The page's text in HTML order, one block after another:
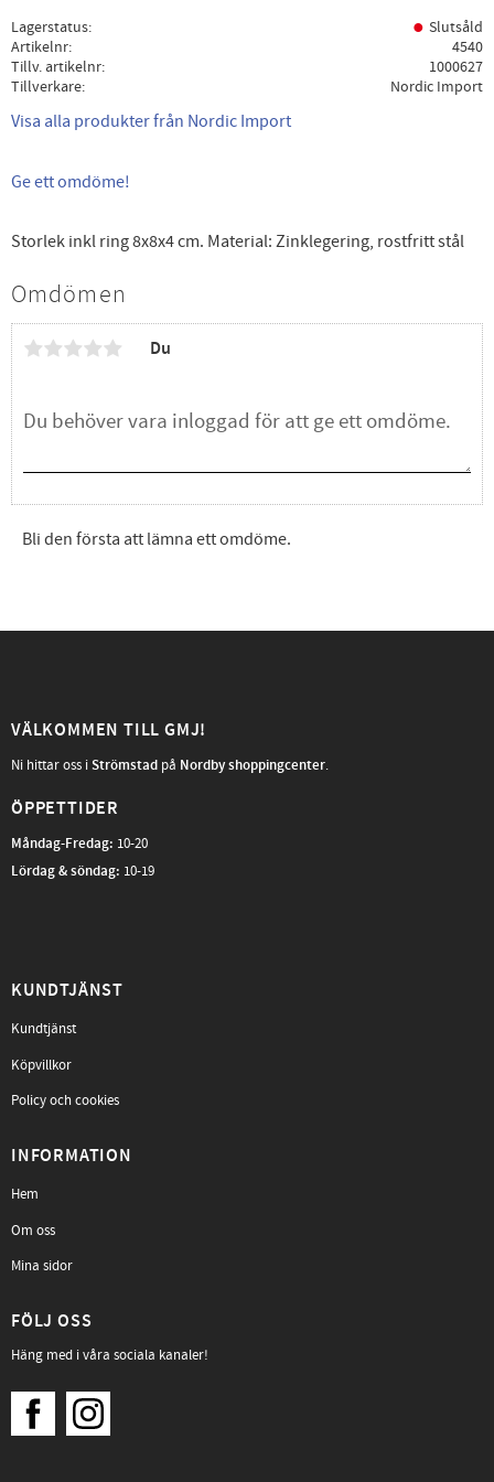
Lagerstatus
Slutsåld
Artikelnr
4540
Tillv. artikelnr
1000627
Tillverkare
Nordic Import
Visa alla produkter från Nordic Import
Ge ett omdöme!
Storlek inkl ring 8x8x4 cm. Material: Zinklegering, rostfritt stål
Omdömen
Du
Bli den första att lämna ett omdöme.
VÄLKOMMEN TILL GMJ!
Ni hittar oss iStrömstad på Nordby shoppingcenter.
ÖPPETTIDER
Måndag-Fredag: 10-20
Lördag & söndag: 10-19
KUNDTJÄNST
Kundtjänst
Köpvillkor
Policy och cookies
INFORMATION
Hem
Om oss
Mina sidor
FÖLJ OSS
Häng med i våra sociala kanaler!